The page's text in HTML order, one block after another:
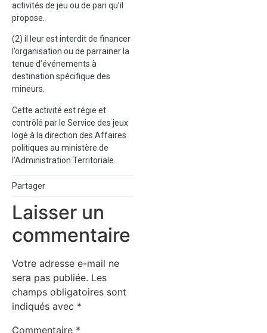
activités de jeu ou de pari qu’il
propose.
(2) il leur est interdit de financer
l’organisation ou de parrainer la
tenue d’événements à
destination spécifique des
mineurs.
Cette activité est régie et
contrôlé par le Service des jeux
logé à la direction des Affaires
politiques au ministère de
l’Administration Territoriale.
Partager
Laisser un
commentaire
Votre adresse e-mail ne
sera pas publiée. Les
champs obligatoires sont
indiqués avec *
Commentaire *